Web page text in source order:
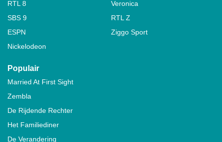
RTL 8
Veronica
SBS 9
RTL Z
ESPN
Ziggo Sport
Nickelodeon
Populair
Married At First Sight
Zembla
De Rijdende Rechter
Het Familiediner
De Verandering